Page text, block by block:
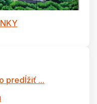
predĺžiť ...